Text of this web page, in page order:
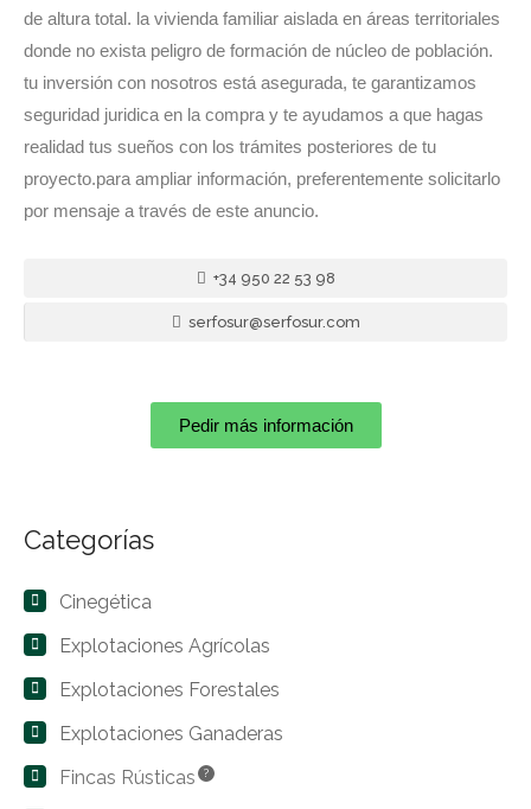
de altura total. la vivienda familiar aislada en áreas territoriales
donde no exista peligro de formación de núcleo de población.
tu inversión con nosotros está asegurada, te garantizamos
seguridad juridica en la compra y te ayudamos a que hagas
realidad tus sueños con los trámites posteriores de tu
proyecto.para ampliar información, preferentemente solicitarlo
por mensaje a través de este anuncio.
+34 950 22 53 98
serfosur@serfosur.com
Pedir más información
Categorías
Cinegética
Explotaciones Agrícolas
Explotaciones Forestales
Explotaciones Ganaderas
Fincas Rústicas
?